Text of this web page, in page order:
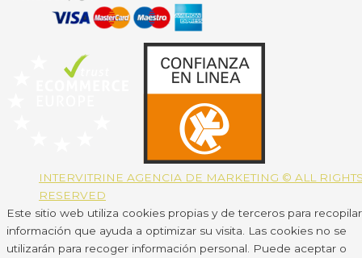
INTERVITRINE AGENCIA DE MARKETING © ALL
RESERVED
Este sitio web utiliza cookies propias y de terceros para recopilar
información que ayuda a optimizar su visita. Las cookies no se
utilizarán para recoger información personal. Puede aceptar o